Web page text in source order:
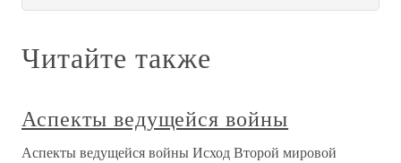
Читайте также
Аспекты ведущейся войны
Аспекты ведущейся войны Исход Второй мировой